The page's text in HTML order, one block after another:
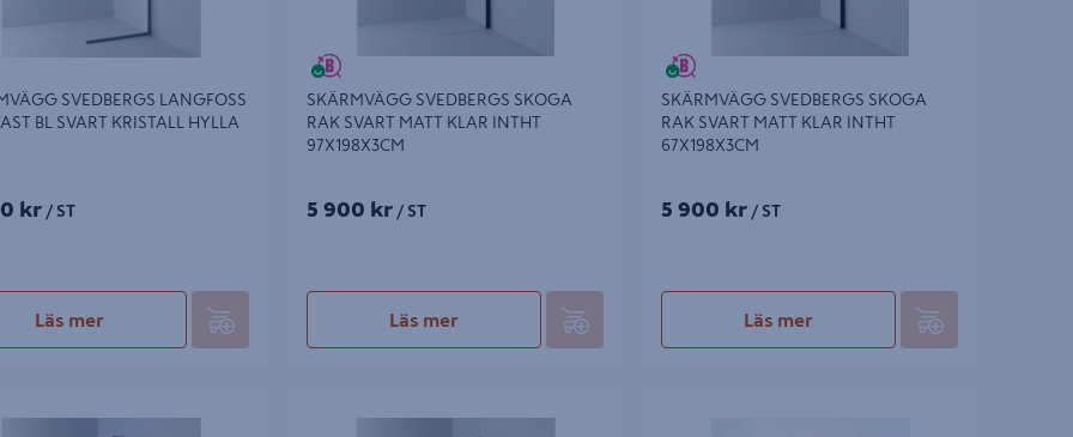
SVEDBERGS LANGFOSS
BL SVART KRISTALL HYLLA
kr / ST
Läs mer
SKÄRMVÄGG SVEDBERGS SKOGA
RAK SVART MATT KLAR INTHT
97X198X3CM
5 900 kr / ST
Läs mer
SKÄRMVÄGG SVEDBERGS SKOGA
RAK SVART MATT KLAR INTHT
67X198X3CM
5 900 kr / ST
Läs mer
78X200X0,8CM
RAK/FAST BL SVART BRONSGLAS HYLLA